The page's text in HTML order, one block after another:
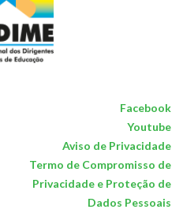
Facebook
Youtube
Aviso de Privacidade
Termo de Compromisso de
Privacidade e Proteção de
Dados Pessoais